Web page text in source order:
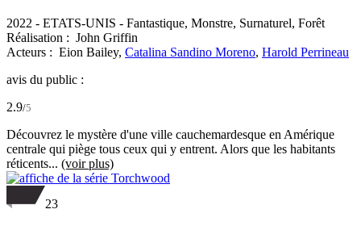
2022 - ETATS-UNIS - Fantastique, Monstre, Surnaturel, Forêt
Réalisation : John Griffin
Acteurs : Eion Bailey, Catalina Sandino Moreno, Harold Perrineau
avis du public :
2.9/5
Découvrez le mystère d'une ville cauchemardesque en Amérique
centrale qui piège tous ceux qui y entrent. Alors que les habitants
réticents... (voir plus)
23